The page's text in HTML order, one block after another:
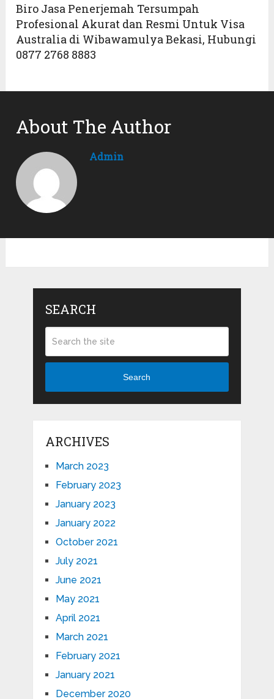
Biro Jasa Penerjemah Tersumpah
Profesional Akurat dan Resmi Untuk Visa
Australia di Wibawamulya Bekasi, Hubungi
0877 2768 8883
About The Author
Admin
SEARCH
Search
ARCHIVES
March 2023
February 2023
January 2023
January 2022
October 2021
July 2021
June 2021
May 2021
April 2021
March 2021
February 2021
January 2021
December 2020